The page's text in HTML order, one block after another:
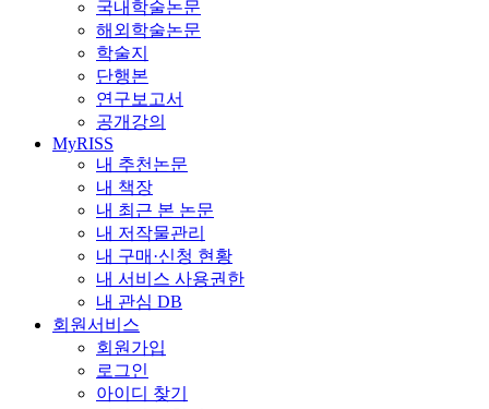
국내학술논문
해외학술논문
학술지
단행본
연구보고서
공개강의
MyRISS
내 추천논문
내 책장
내 최근 본 논문
내 저작물관리
내 구매·신청 현황
내 서비스 사용권한
내 관심 DB
회원서비스
회원가입
로그인
아이디 찾기